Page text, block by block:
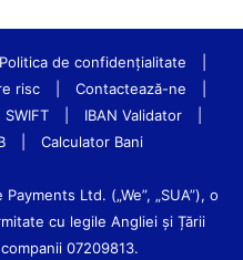
Politica de confidenţialitate
risc Contactează-ne
IBAN Validator
Calculator Bani
Ltd. („We”, „SUA”), o
cu legile Angliei și Țării
07209813.